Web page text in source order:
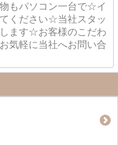
もパソコン一台で☆イ
ください☆当社スタッ
ます☆お客様のこだわ
気軽に当社へお問い合